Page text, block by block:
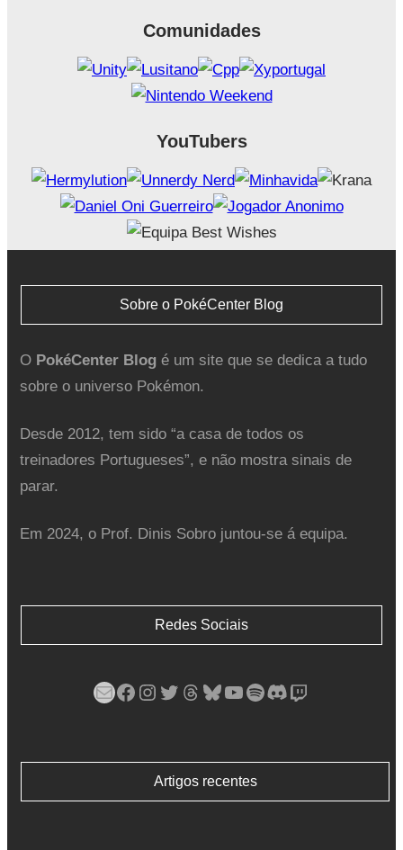
Comunidades
YouTubers
Sobre o PokéCenter Blog
O PokéCenter Blogé um site que se dedica a tudo
sobre o universo Pokémon.
Desde 2012, tem sido “a casa de todos os
treinadores Portugueses”, e não mostra sinais de
parar.
Em 2024, o Prof. Dinis Sobro juntou-se á equipa.
Redes Sociais
Mail Facebook Instagram Twitter Threads Bluesky YouTube Spotify Discord Twitch
Artigos recentes